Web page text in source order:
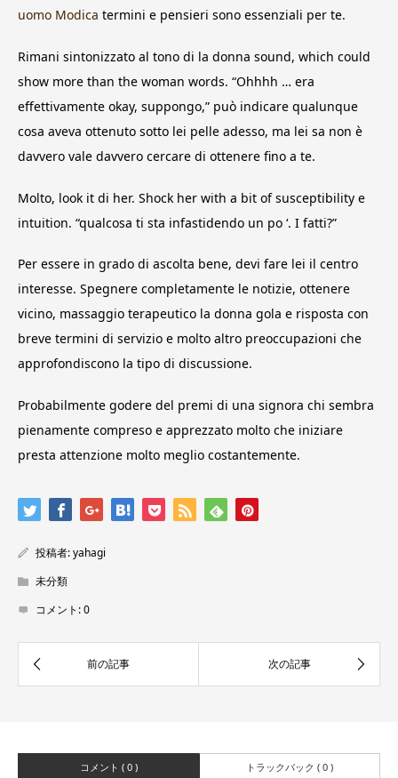
uomo Modica termini e pensieri sono essenziali per te.
Rimani sintonizzato al tono di la donna sound, which could
show more than the woman words. “Ohhhh … era
effettivamente okay, suppongo,” può indicare qualunque
cosa aveva ottenuto sotto lei pelle adesso, ma lei sa non è
davvero vale davvero cercare di ottenere fino a te.
Molto, look it di her. Shock her with a bit of susceptibility e
intuition. “qualcosa ti sta infastidendo un po ‘. I fatti?”
Per essere in grado di ascolta bene, devi fare lei il centro
interesse. Spegnere completamente le notizie, ottenere
vicino, massaggio terapeutico la donna gola e risposta con
breve termini di servizio e molto altro preoccupazioni che
approfondiscono la tipo di discussione.
Probabilmente godere del premi di una signora chi sembra
pienamente compreso e apprezzato molto che iniziare
presta attenzione molto meglio costantemente.
投稿者:yahagi
未分類
コメント:0
コメント ( 0 ) トラックバック ( 0 )